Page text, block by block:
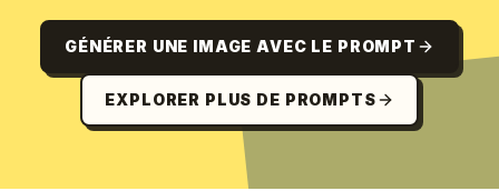
GÉNÉRER UNE IMAGE AVEC LE PROMPT
EXPLORER PLUS DE PROMPTS